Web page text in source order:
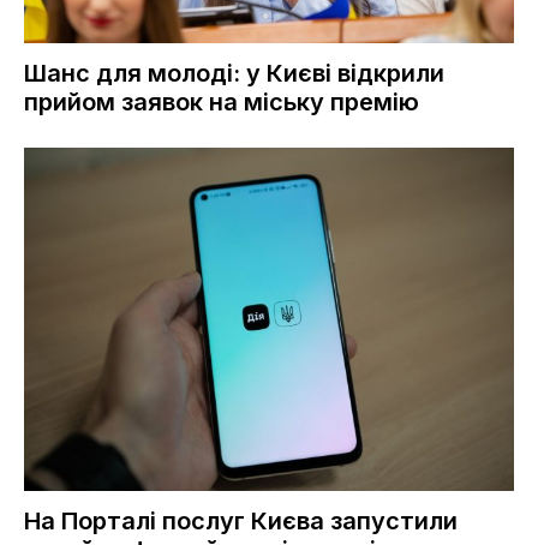
Шанс для молоді: у Києві відкрили
прийом заявок на міську премію
На Порталі послуг Києва запустили